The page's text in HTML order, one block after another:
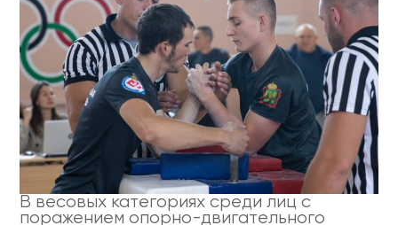
В весовых категориях среди лиц с
поражением опорно-двигательного